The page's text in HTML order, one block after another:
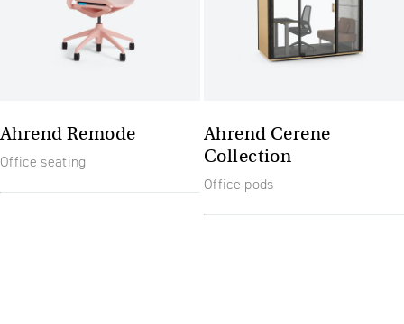
Ahrend Remode
Office seating
Ahrend Cerene
Collection
Office pods